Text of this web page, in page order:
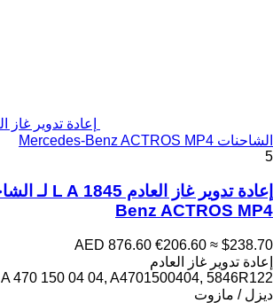
الشاحنات Mercedes-Benz ACTROS MP4
5
Benz ACTROS MP4
AED 876.60 €206.60 ≈ $238.70
إعادة تدوير غاز العادم
A 470 150 04 04, A4701500404, 5846R122
ديزل / مازوت